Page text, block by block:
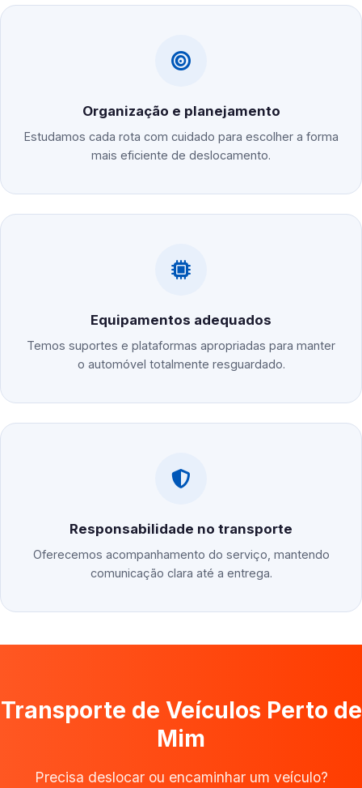
Organização e planejamento
Estudamos cada rota com cuidado para escolher a forma
mais eficiente de deslocamento.
Equipamentos adequados
Temos suportes e plataformas apropriadas para manter
o automóvel totalmente resguardado.
Responsabilidade no transporte
Oferecemos acompanhamento do serviço, mantendo
comunicação clara até a entrega.
Transporte de Veículos Perto de
Mim
Precisa deslocar ou encaminhar um veículo?